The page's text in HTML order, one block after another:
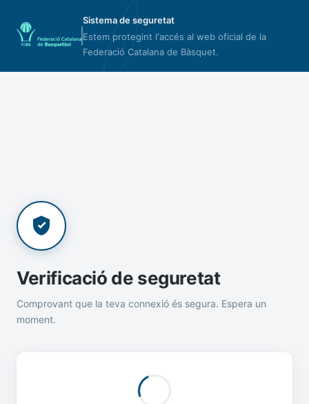
Sistema de seguretat
Estem protegint l'accés al web oficial de la
Federació Catalana de Bàsquet.
Verificació de seguretat
Comprovant que la teva connexió és segura. Espera un
moment.